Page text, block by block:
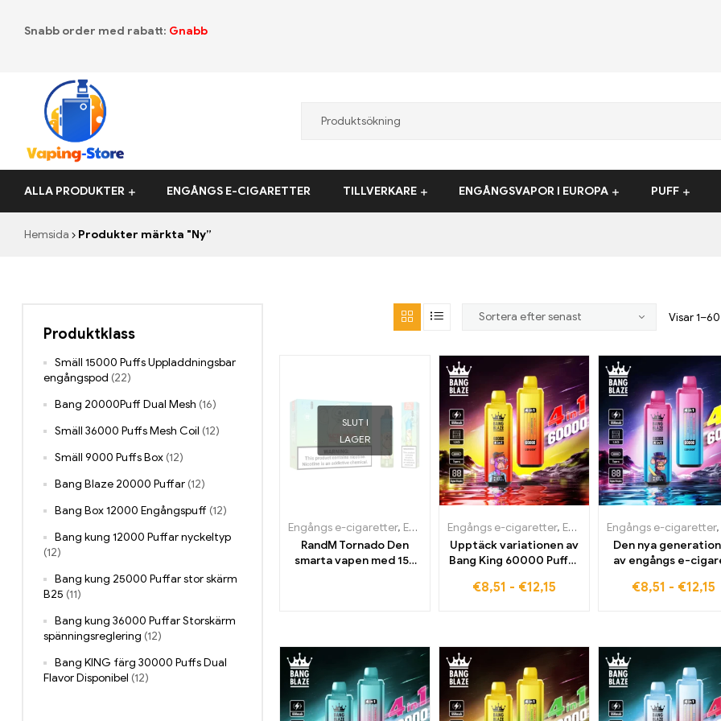
Snabb order med rabatt: Gnabb
Vaping-
Store.de
ALLA PRODUKTER ENGÅNGS E-CIGARETTER TILLVERKARE ENGÅNGSVAPOR I EUROPA PUFF
Hemsida Produkter märkta "Ny”
Visar
SLUT I
LAGER
Engångs e-cigaretter, Engångs e-cigaretter i Belgien ,Engångs e-cigaretter i
RandM Tornado Den
smarta vapen med 15K
Engångs e-cigaretter, Engångs e-cigaretter i Belgien
Upptäck variationen av
Bang King 60000 Puffar
€8,51 - €12,15
Engångs e-cigaretter,
Den nya
av engångs e-
€8,51 - €12,15
Produktklass
Smäll 15000 Puffs Uppladdningsbar
engångspod (22)
Bang 20000Puff Dual Mesh (16)
Smäll 36000 Puffs Mesh Coil (12)
Smäll 9000 Puffs Box (12)
Bang Blaze 20000 Puffar (12)
Bang Box 12000 Engångspuff (12)
Bang kung 12000 Puffar nyckeltyp
(12)
Bang kung 25000 Puffar stor skärm
B25 (11)
Bang kung 36000 Puffar Storskärm
spänningsreglering (12)
Bang KING färg 30000 Puffs Dual
Flavor Disponibel (12)